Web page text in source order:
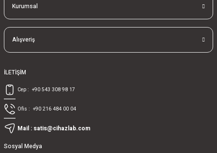
Kurumsal
Alışveriş
İLETİŞİM
Cep : +90 543 308 98 17
Ofis : +90 216 484 00 04
Mail : satis@cihazlab.com
Sosyal Medya